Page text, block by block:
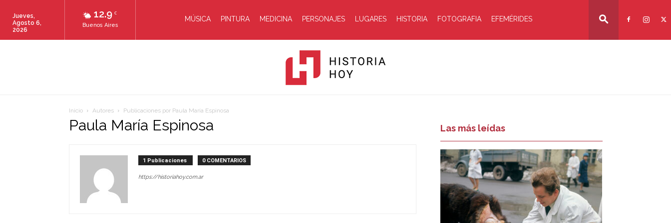
12.9 C
Buenos Aires
Jueves,
Agosto 6,
2026
MÚSICA PINTURA MEDICINA PERSONAJES LUGARES HISTORIA FOTOGRAFIA EFEMÉRIDES
Inicio Autores Publicaciones por Paula María Espinosa
Paula María Espinosa
1 Publicaciones 0 COMENTARIOS
https://historiahoy.com.ar
Las más leídas